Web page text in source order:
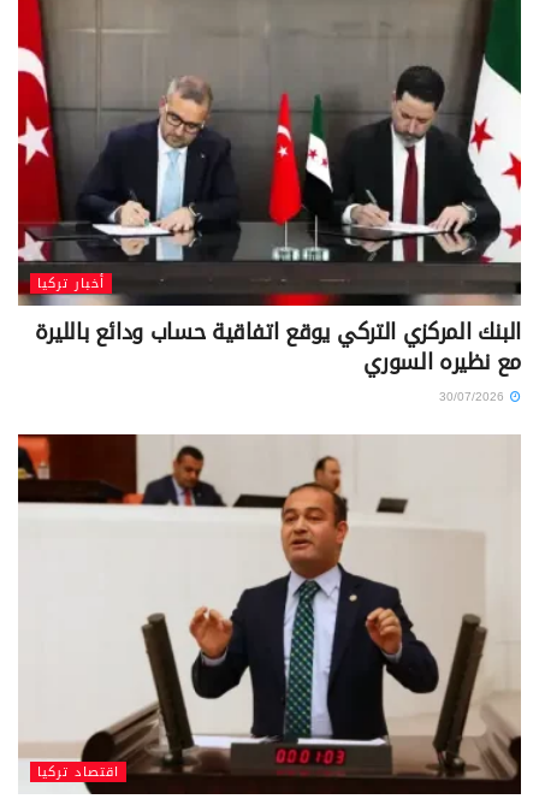
أخبار تركيا
البنك المركزي التركي يوقع اتفاقية حساب ودائع بالليرة
مع نظيره السوري
اقتصاد تركيا